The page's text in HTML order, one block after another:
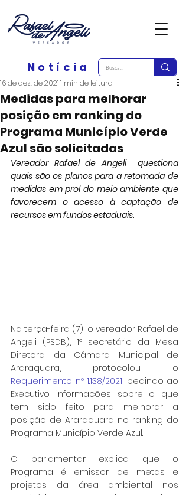
Notícia
Medidas para melhorar
posição em ranking do
Programa Município Verde
Azul são solicitadas
16 de dez. de 20211 min de leitura
Vereador Rafael de Angeli  questiona
quais são os planos para a retomada de
medidas em prol do meio ambiente que
favorecem o acesso à captação de
recursos em fundos estaduais.
Na terça-feira (7), o vereador Rafael de
Angeli (PSDB), 1º secretário da Mesa
Diretora da Câmara Municipal de
Requerimento nº 1.138/2021, pedindo ao
Executivo informações sobre o que
tem sido feito para melhorar a
posição de Araraquara no ranking do
Programa Município Verde Azul.
O parlamentar explica que o
Programa é emissor de metas e
projetos da área ambiental nos